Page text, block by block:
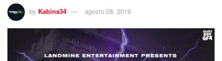
by Kabina34 agosto 28, 2019